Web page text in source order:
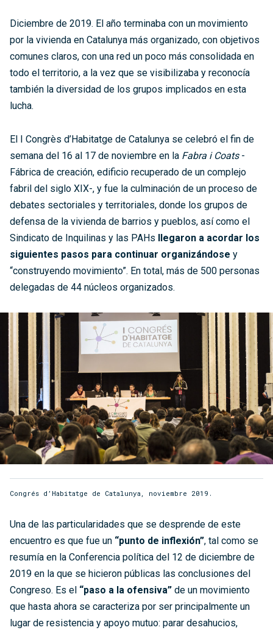
Diciembre de 2019. El año terminaba con un movimiento
por la vivienda en Catalunya más organizado, con objetivos
comunes claros, con una red un poco más consolidada en
todo el territorio, a la vez que se visibilizaba y reconocía
también la diversidad de los grupos implicados en esta
lucha.
El I Congrès d’Habitatge de Catalunya se celebró el fin de
semana del 16 al 17 de noviembre en la Fabra i Coats-
Fábrica de creación, edificio recuperado de un complejo
fabril del siglo XIX-, y fue la culminación de un proceso de
debates sectoriales y territoriales, donde los grupos de
defensa de la vivienda de barrios y pueblos, así como el
Sindicato de Inquilinas y las PAHs llegaron a acordar los
siguientes pasos para continuar organizándose y
“construyendo movimiento”. En total, más de 500 personas
delegadas de 44 núcleos organizados.
Congrés d’Habitatge de Catalunya, noviembre 2019.
Una de las particularidades que se desprende de este
encuentro es que fue un “punto de inflexión”, tal como se
resumía en la Conferencia política del 12 de diciembre de
2019 en la que se hicieron públicas las conclusiones del
Congreso. Es el “paso a la ofensiva” de un movimiento
que hasta ahora se caracteriza por ser principalmente un
lugar de resistencia y apoyo mutuo: parar desahucios,